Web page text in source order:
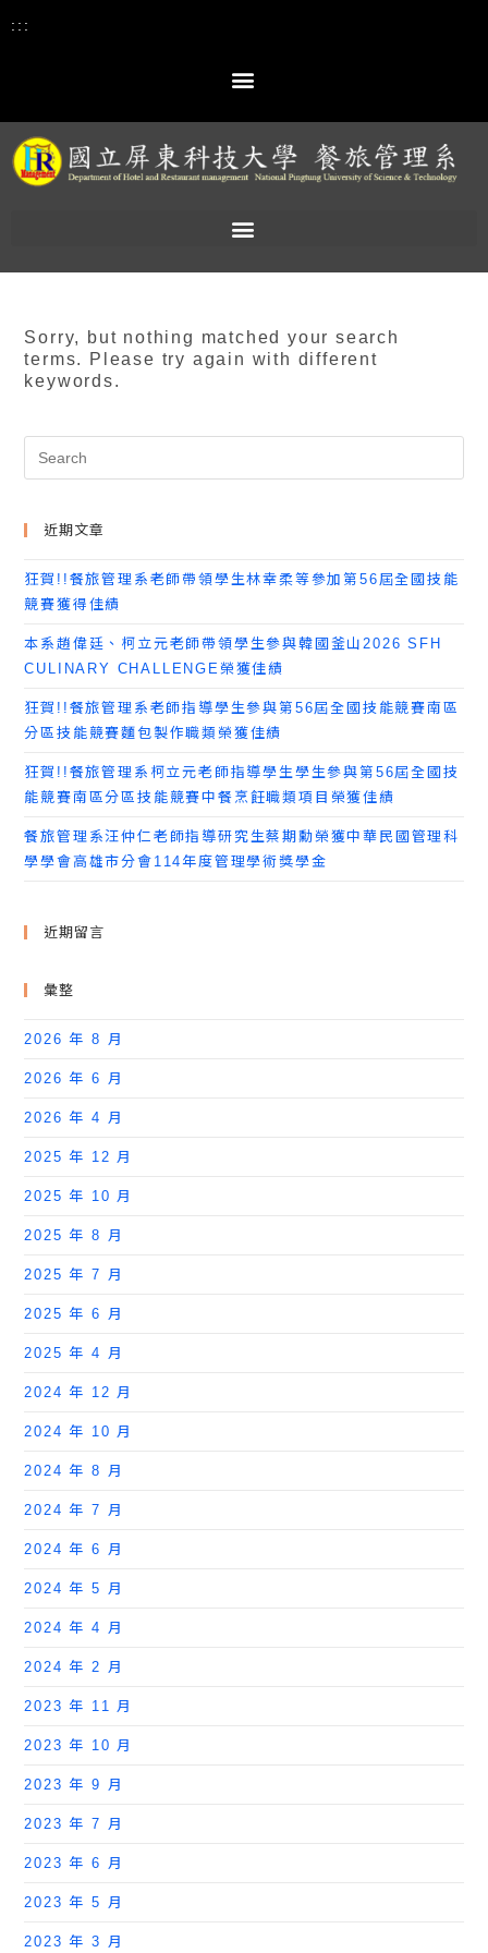
:::
Sorry, but nothing matched your search
terms. Please try again with different
keywords.
近期文章
狂賀!!餐旅管理系老師帶領學生林幸柔等參加第56屆全國技能
競賽獲得佳績
本系趙偉廷、柯立元老師帶領學生參與韓國釜山2026 SFH
CULINARY CHALLENGE榮獲佳績
狂賀!!餐旅管理系老師指導學生參與第56屆全國技能競賽南區
分區技能競賽麵包製作職類榮獲佳績
狂賀!!餐旅管理系柯立元老師指導學生學生參與第56屆全國技
能競賽南區分區技能競賽中餐烹飪職類項目榮獲佳績
餐旅管理系汪仲仁老師指導研究生蔡期勳榮獲中華民國管理科
學學會高雄市分會114年度管理學術獎學金
近期留言
彙整
2026 年 8 月
2026 年 6 月
2026 年 4 月
2025 年 12 月
2025 年 10 月
2025 年 8 月
2025 年 7 月
2025 年 6 月
2025 年 4 月
2024 年 12 月
2024 年 10 月
2024 年 8 月
2024 年 7 月
2024 年 6 月
2024 年 5 月
2024 年 4 月
2024 年 2 月
2023 年 11 月
2023 年 10 月
2023 年 9 月
2023 年 7 月
2023 年 6 月
2023 年 5 月
2023 年 3 月